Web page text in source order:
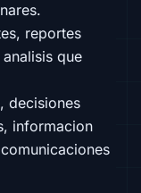
reportes
que
decisiones
informacion